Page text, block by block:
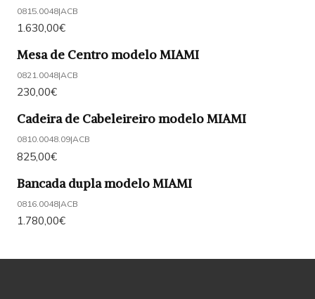
0815.0048|ACB
1.630,00€
Mesa de Centro modelo MIAMI
0821.0048|ACB
230,00€
Cadeira de Cabeleireiro modelo MIAMI
0810.0048.09|ACB
825,00€
Bancada dupla modelo MIAMI
0816.0048|ACB
1.780,00€